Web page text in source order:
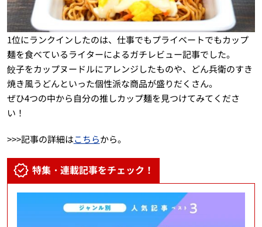
1位にランクインしたのは、仕事でもプライベートでもカップ
麺を食べているライターによるガチレビュー記事でした。
餃子をカップヌードルにアレンジしたものや、どん兵衛のすき
焼き風うどんといった個性派な商品が盛りだくさん。
ぜひ4つの中から自分の推しカップ麺を見つけてみてくださ
い！
>>>記事の詳細はこちらから。
特集・連載記事をチェック！